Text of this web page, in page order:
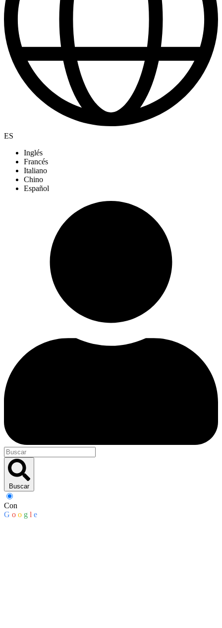
ES
Inglés
Francés
Italiano
Chino
Español
Buscar
Con
G o o g l e